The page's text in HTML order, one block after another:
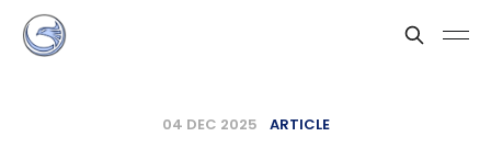
04 DEC 2025 ARTICLE